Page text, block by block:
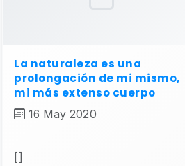
La naturaleza es una
prolongación de mi mismo,
mi más extenso cuerpo
16 May 2020
[]